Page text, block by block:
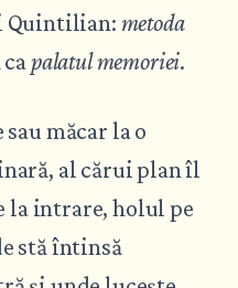
Quintilian: metoda
palatul memoriei.
măcar la o
al cărui plan îl
la intrare, holul pe
stă întinsă